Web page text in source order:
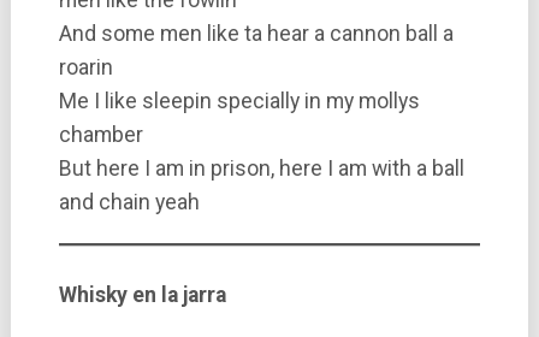
And some men like ta hear a cannon ball a
roarin
Me I like sleepin specially in my mollys
chamber
But here I am in prison, here I am with a ball
and chain yeah
Whisky en la jarra